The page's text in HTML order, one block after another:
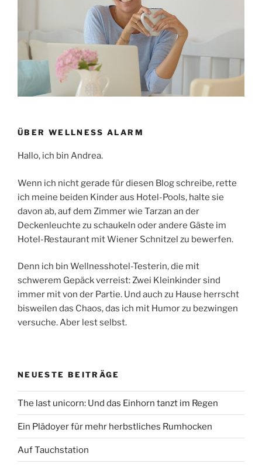
ÜBER WELLNESS ALARM
Hallo, ich bin Andrea.
Wenn ich nicht gerade für diesen Blog schreibe, rette
ich meine beiden Kinder aus Hotel-Pools, halte sie
davon ab, auf dem Zimmer wie Tarzan an der
Deckenleuchte zu schaukeln oder andere Gäste im
Hotel-Restaurant mit Wiener Schnitzel zu bewerfen.
Denn ich bin Wellnesshotel-Testerin, die mit
schwerem Gepäck verreist: Zwei Kleinkinder sind
immer mit von der Partie. Und auch zu Hause herrscht
bisweilen das Chaos, das ich mit Humor zu bezwingen
versuche. Aber lest selbst.
NEUESTE BEITRÄGE
The last unicorn: Und das Einhorn tanzt im Regen
Ein Plädoyer für mehr herbstliches Rumhocken
Auf Tauchstation